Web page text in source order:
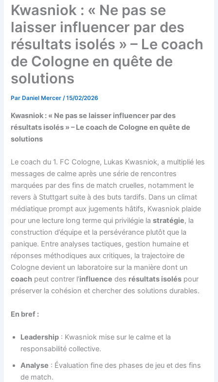
Kwasniok : « Ne pas se
laisser influencer par des
résultats isolés » – Le coach
de Cologne en quête de
solutions
Par Daniel Mercer/15/02/2026
Kwasniok : « Ne pas se laisser influencer par des
résultats isolés » – Le coach de Cologne en quête de
solutions
Le coach du 1. FC Cologne, Lukas Kwasniok, a multiplié les
messages de calme après une série de rencontres
marquées par des fins de match cruelles, notamment le
revers à Stuttgart suite à des buts tardifs. Dans un climat
médiatique prompt aux jugements hâtifs, Kwasniok plaide
pour une lecture long terme qui privilégie lastratégie, la
construction d’équipe et la persévérance plutôt que la
panique. Entre analyses tactiques, gestion humaine et
réponses méthodiques aux critiques, la trajectoire de
Cologne devient un laboratoire sur la manière dont un
coach peut contrer l’influence des résultats isolés pour
préserver la cohésion et chercher des solutions durables.
En bref :
Leadership : Kwasniok mise sur le calme et la
responsabilité collective.
Analyse : Évaluation fine des phases de jeu et des fins
de match.